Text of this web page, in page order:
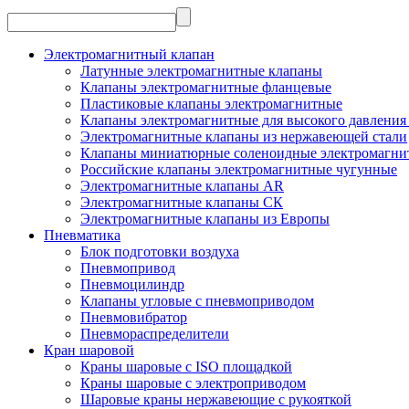
Электромагнитный клапан
Латунные электромагнитные клапаны
Клапаны электромагнитные фланцевые
Пластиковые клапаны электромагнитные
Клапаны электромагнитные для высокого давления
Электромагнитные клапаны из нержавеющей стали
Клапаны миниатюрные соленоидные
Российские клапаны электромагнитные чугунные
Электромагнитные клапаны AR
Электромагнитные клапаны СК
Электромагнитные клапаны из Европы
Пневматика
Блок подготовки воздуха
Пневмопривод
Пневмоцилиндр
Клапаны угловые с пневмоприводом
Пневмовибратор
Пневмораспределители
Кран шаровой
Краны шаровые с ISO площадкой
Краны шаровые с электроприводом
Шаровые краны нержавеющие с рукояткой